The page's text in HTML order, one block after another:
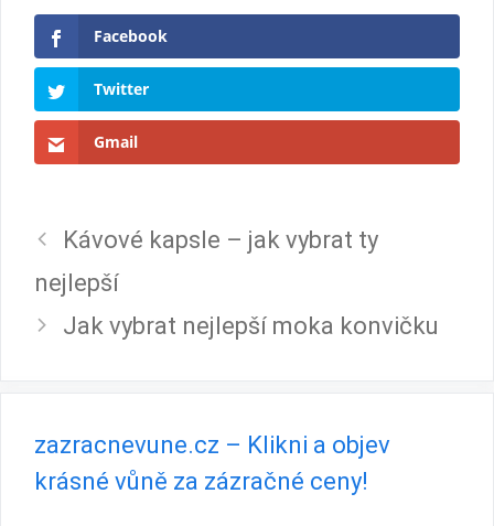
Facebook
Twitter
Gmail
Kávové kapsle – jak vybrat ty
nejlepší
Jak vybrat nejlepší moka konvičku
zazracnevune.cz – Klikni a objev
krásné vůně za zázračné ceny!